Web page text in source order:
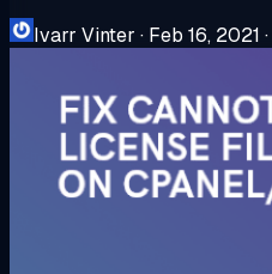
Ivarr Vinter · Feb 16, 2021 ·